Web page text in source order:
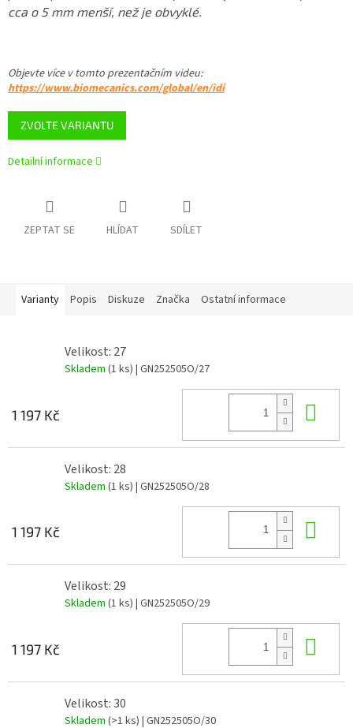
ZVOLTE VARIANTU
cca o 5 mm menší, než je obvyklé.
Objevte více v tomtoprezentačním videu:
https://www.biomecanics.com/global/en/idi
Detailní informace
ZEPTAT SE HLÍDAT SDÍLET
Varianty Popis Diskuze Značka Ostatní informace
Velikost: 27
Skladem (1 ks) | GN252505O/27
1 197 Kč
Velikost: 28
Skladem (1 ks) | GN252505O/28
1 197 Kč
Velikost: 29
Skladem (1 ks) | GN252505O/29
1 197 Kč
Velikost: 30
Skladem (>1 ks) | GN252505O/30